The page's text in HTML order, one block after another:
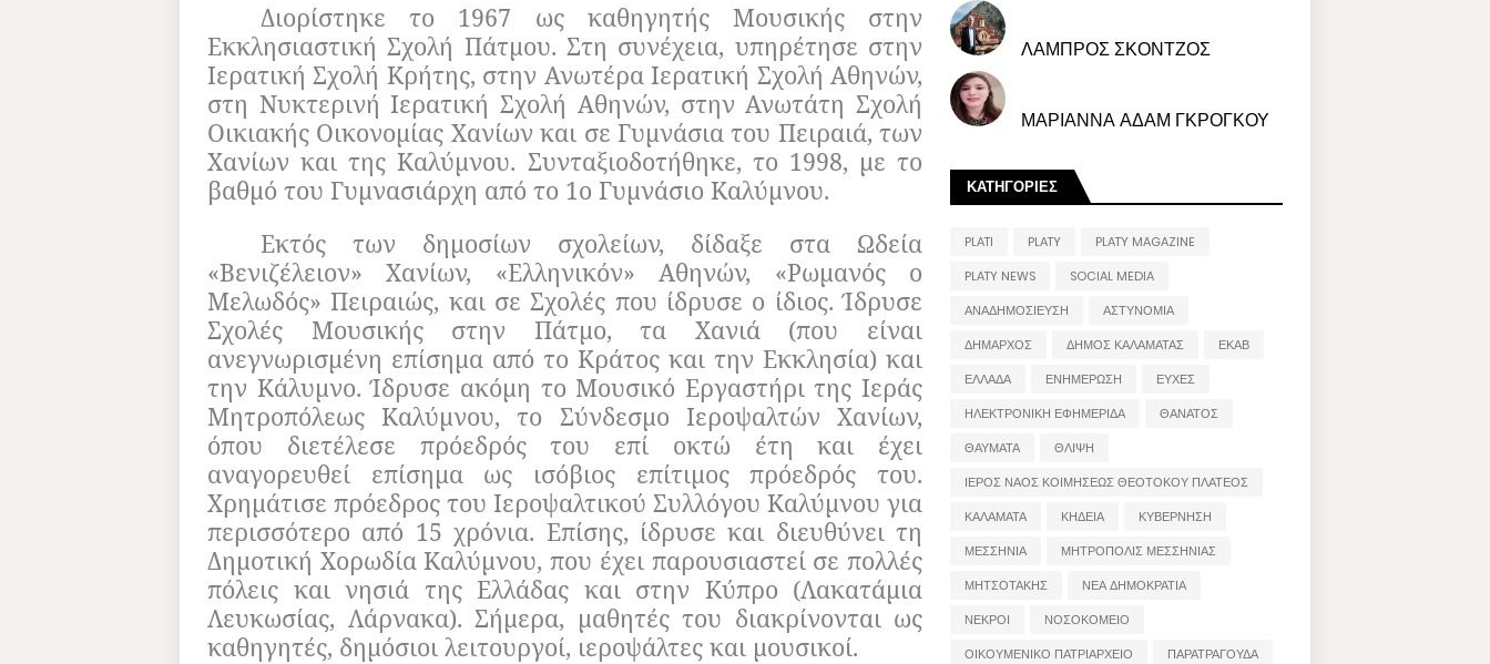
Διορίστηκε το 1967 ως καθηγητής Μουσικής στην
Εκκλησιαστική Σχολή Πάτμου. Στη συνέχεια, υπηρέτησε στην
Ιερατική Σχολή Κρήτης, στην Ανωτέρα Ιερατική Σχολή Αθηνών,
στη Νυκτερινή Ιερατική Σχολή Αθηνών, στην Ανωτάτη Σχολή
Οικιακής Οικονομίας Χανίων και σε Γυμνάσια του Πειραιά, των
Χανίων και της Καλύμνου. Συνταξιοδοτήθηκε, το 1998, με το
βαθμό του Γυμνασιάρχη από το 1ο Γυμνάσιο Καλύμνου.
Εκτός των δημοσίων σχολείων, δίδαξε στα Ωδεία
«Bενιζέλειον» Χανίων, «Ελληνικόν» Αθηνών, «Ρωμανός ο
Μελωδός» Πειραιώς, και σε Σχολές που ίδρυσε ο ίδιος. Ίδρυσε
Σχολές Μουσικής στην Πάτμο, τα Χανιά (που είναι
ανεγνωρισμένη επίσημα από το Κράτος και την Εκκλησία) και
την Κάλυμνο. Ίδρυσε ακόμη το Μουσικό Εργαστήρι της Ιεράς
Μητροπόλεως Καλύμνου, το Σύνδεσμο Ιεροψαλτών Χανίων,
όπου διετέλεσε πρόεδρός του επί οκτώ έτη και έχει
αναγορευθεί επίσημα ως ισόβιος επίτιμος πρόεδρός του.
Χρημάτισε πρόεδρος του Ιεροψαλτικού Συλλόγου Καλύμνου για
περισσότερο από 15 χρόνια. Επίσης, ίδρυσε και διευθύνει τη
Δημοτική Χορωδία Καλύμνου, που έχει παρουσιαστεί σε πολλές
πόλεις και νησιά της Ελλάδας και στην Κύπρο (Λακατάμια
Λευκωσίας, Λάρνακα). Σήμερα, μαθητές του διακρίνονται ως
καθηγητές, δημόσιοι λειτουργοί, ιεροψάλτες και μουσικοί.
ΛΑΜΠΡΟΣ ΣΚΟΝΤΖΟΣ
ΜΑΡΙΑΝΝΑ ΑΔΑΜ ΓΚΡΟΓΚΟΥ
ΚΑΤΗΓΟΡΙΕΣ
PLATI PLATY
PLATY MAGAZINE
PLATY NEWS
SOCIAL MEDIA
ΑΝΑΔΗΜΟΣΙΕΥΣΗ
ΑΣΤΥΝΟΜΙΑ
ΔΗΜΑΡΧΟΣ
ΔΗΜΟΣ ΚΑΛΑΜΑΤΑΣ
ΕΚΑΒ
ΕΛΛΑΔΑ
ΕΝΗΜΕΡΩΣΗ
ΕΥΧΕΣ
ΗΛΕΚΤΡΟΝΙΚΗ ΕΦΗΜΕΡΙΔΑ
ΘΑΝΑΤΟΣ
ΘΑΥΜΑΤΑ
ΘΛΙΨΗ
ΙΕΡΟΣ ΝΑΟΣ ΚΟΙΜΗΣΕΩΣ ΘΕΟΤΟΚΟΥ ΠΛΑΤΕΟΣ
ΚΑΛΑΜΑΤΑ
ΚΗΔΕΙΑ
ΚΥΒΕΡΝΗΣΗ
ΜΕΣΣΗΝΙΑ
ΜΗΤΡΟΠΟΛΙΣ ΜΕΣΣΗΝΙΑΣ
ΜΗΤΣΟΤΑΚΗΣ
ΝΕΑ ΔΗΜΟΚΡΑΤΙΑ
ΝΕΚΡΟΙ
ΝΟΣΟΚΟΜΕΙΟ
ΟΙΚΟΥΜΕΝΙΚΟ ΠΑΤΡΙΑΡΧΕΙΟ
ΠΑΡΑΤΡΑΓΟΥΔΑ